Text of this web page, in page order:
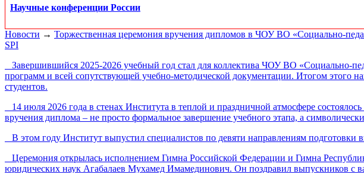
Научные конференции России
Новости → Торжественная церемония вручения дипломов в ЧОУ ВО «Социально-
SPI
Завершившийся 2025-2026 учебный год стал для коллектива ЧОУ ВО «Социально-
программ и всей сопутствующей учебно-методической документации. Итогом этого
студентов.
14 июля 2026 года в стенах Института в теплой и праздничной атмосфере
вручения диплома – не просто формальное завершение учебного этапа, а
В этом году Институт выпустил специалистов по девяти направлениям подготовки
Церемония открылась исполнением Гимна Российской Федерации и Гимна
юридических наук Агабалаев Мухамед Имамединович. Он поздравил выпускников с